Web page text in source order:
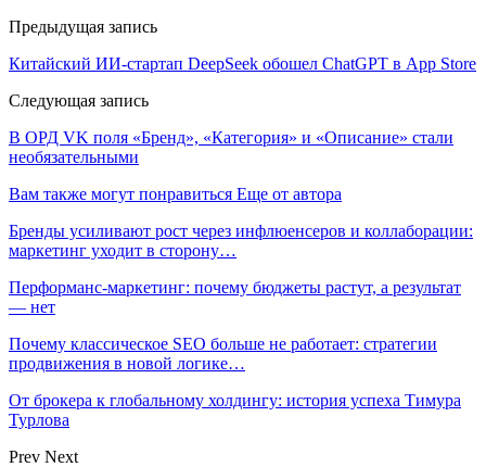
Предыдущая запись
Китайский ИИ-стартап DeepSeek обошел ChatGPT в App Store
Следующая запись
В ОРД VK поля «Бренд», «Категория» и «Описание» стали
необязательными
Вам также могут понравиться Еще от автора
Бренды усиливают рост через инфлюенсеров и коллаборации:
маркетинг уходит в сторону…
Перформанс-маркетинг: почему бюджеты растут, а результат
— нет
Почему классическое SEO больше не работает: стратегии
продвижения в новой логике…
От брокера к глобальному холдингу: история успеха Тимура
Турлова
Prev Next